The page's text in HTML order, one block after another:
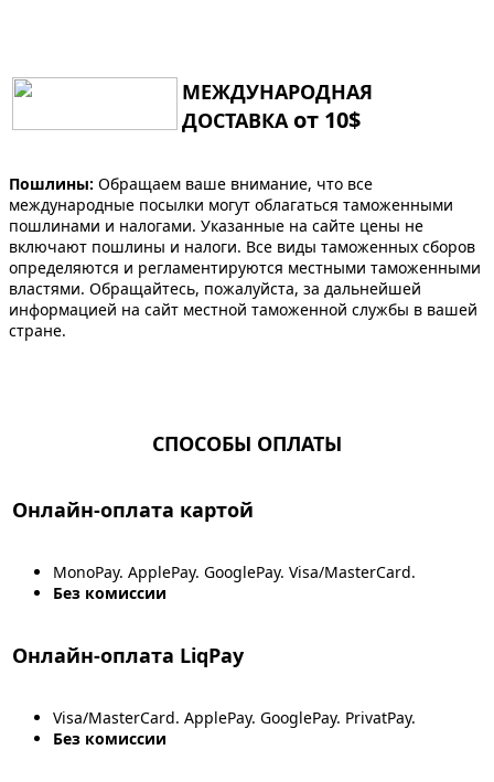
МЕЖДУНАРОДНАЯ
ДОСТАВКА от 10$
Пошлины: Обращаем ваше внимание, что все
международные посылки могут облагаться таможенными
пошлинами и налогами. Указанные на сайте цены не
включают пошлины и налоги. Все виды таможенных сборов
определяются и регламентируются местными таможенными
властями. Обращайтесь, пожалуйста, за дальнейшей
информацией на сайт местной таможенной службы в вашей
стране.
СПОСОБЫ ОПЛАТЫ
Онлайн-оплата картой
MonoPay. ApplePay. GooglePay. Visa/MasterCard.
Без комиссии
Онлайн-оплата LiqPay
Visa/MasterCard. ApplePay. GooglePay. PrivatPay.
Без комиссии